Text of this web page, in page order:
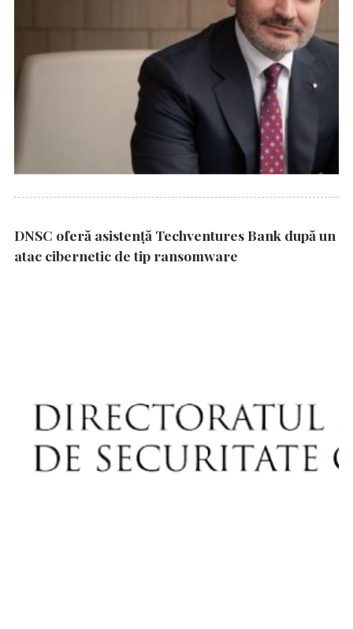
DNSC oferă asistență Techventures Bank după un
atac cibernetic de tip ransomware